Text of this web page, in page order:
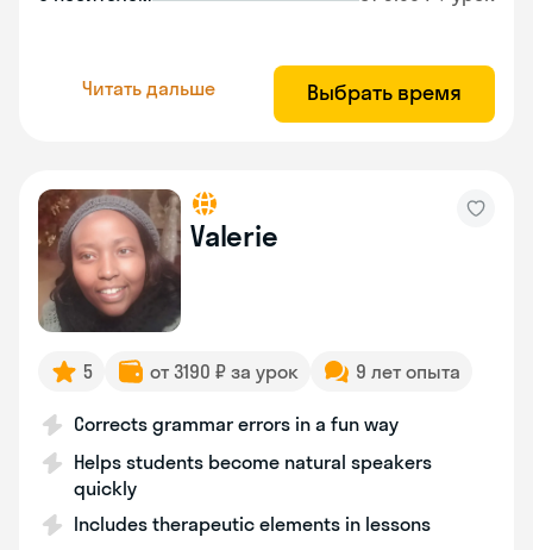
Читать дальше Выбрать время
Valerie
5 от 3190 ₽ за урок 9 лет опыта
Corrects grammar errors in a fun way
Helps students become natural speakers
quickly
Includes therapeutic elements in lessons